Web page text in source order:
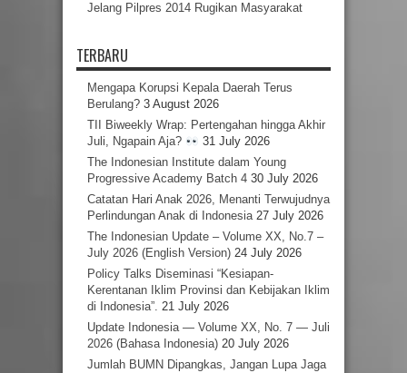
Jelang Pilpres 2014 Rugikan Masyarakat
TERBARU
Mengapa Korupsi Kepala Daerah Terus
Berulang? 3 August 2026
TII Biweekly Wrap: Pertengahan hingga Akhir
Juli, Ngapain Aja?
31 July 2026
The Indonesian Institute dalam Young
Progressive Academy Batch 4 30 July 2026
Catatan Hari Anak 2026, Menanti Terwujudnya
Perlindungan Anak di Indonesia 27 July 2026
The Indonesian Update – Volume XX, No.7 –
July 2026 (English Version) 24 July 2026
Policy Talks Diseminasi “Kesiapan-
Kerentanan Iklim Provinsi dan Kebijakan Iklim
di Indonesia”. 21 July 2026
Update Indonesia — Volume XX, No. 7 — Juli
2026 (Bahasa Indonesia) 20 July 2026
Jumlah BUMN Dipangkas, Jangan Lupa Jaga